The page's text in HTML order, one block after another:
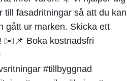
till fasadritningar så att du kan
gått ur marken. Skicka ett
✉️📌 Boka kostnadsfri
#tillbyggnad